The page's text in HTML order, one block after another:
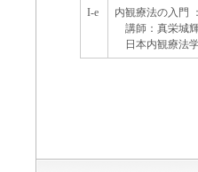
I-e
内観療法の入門
講師：真栄城
日本内観療法